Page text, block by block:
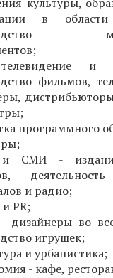
в
фильмов,
программного
и СМИ -
и радио;
PR;
дизайнеры во
игрушек;
и урбанистика;
- кафе,